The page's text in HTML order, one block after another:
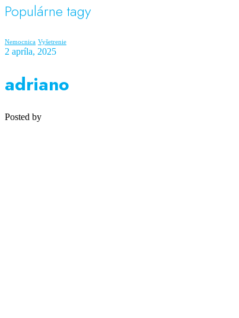
Populárne tagy
Nemocnica Vyšetrenie
2 apríla, 2025
adriano
Posted by